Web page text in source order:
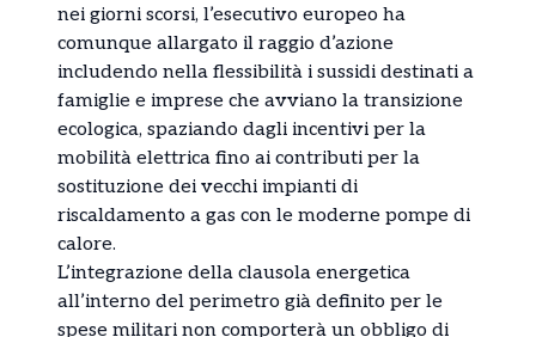
nei giorni scorsi, l’esecutivo europeo ha
comunque allargato il raggio d’azione
includendo nella flessibilità i sussidi destinati a
famiglie e imprese che avviano la transizione
ecologica, spaziando dagli incentivi per la
mobilità elettrica fino ai contributi per la
sostituzione dei vecchi impianti di
riscaldamento a gas con le moderne pompe di
calore.
L’integrazione della clausola energetica
all’interno del perimetro già definito per le
spese militari non comporterà un obbligo di